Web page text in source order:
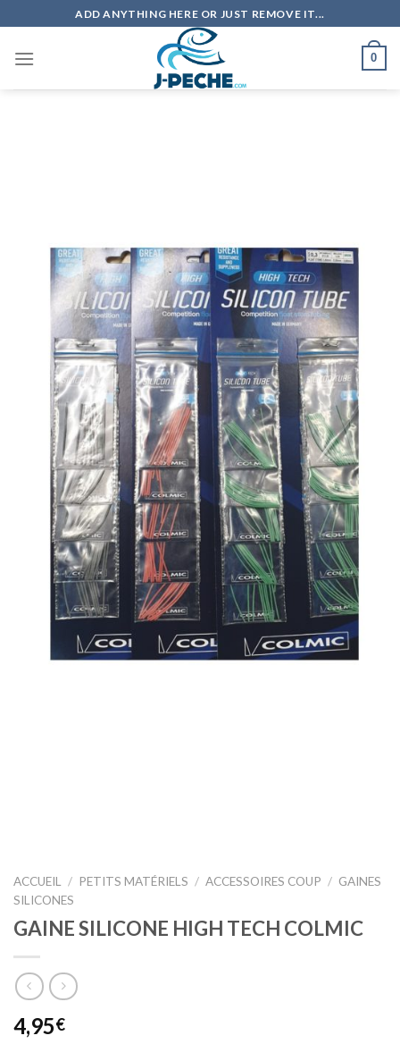
to
content
ADD ANYTHING HERE OR JUST REMOVE IT...
0
ACCUEIL / PETITS MATÉRIELS / ACCESSOIRES COUP / GAINES
SILICONES
GAINE SILICONE HIGH TECH COLMIC
4,95€